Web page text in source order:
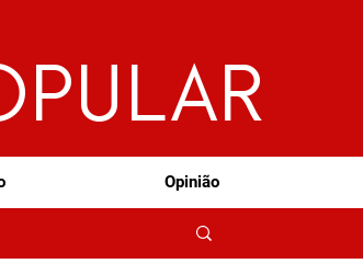
Opinião